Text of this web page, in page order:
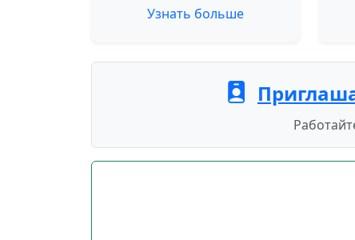
Узнать больше